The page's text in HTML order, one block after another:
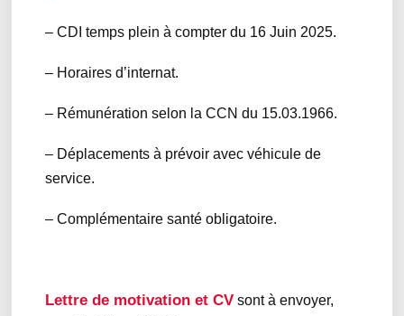
– CDI temps plein à compter du 16 Juin 2025.
– Horaires d’internat.
– Rémunération selon la CCN du 15.03.1966.
– Déplacements à prévoir avec véhicule de
service.
– Complémentaire santé obligatoire.
Lettre de motivation et CV sont à envoyer,